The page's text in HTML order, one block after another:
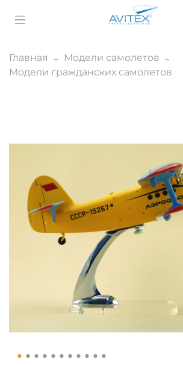
Главная
Модели самолетов
Модели гражданских самолетов